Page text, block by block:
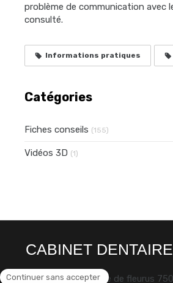
problème de communication avec
consulté.
Informations pratiques
Catégories
Fiches conseils (155)
Vidéos 3D (1)
CABINET
30 rue de fleurus